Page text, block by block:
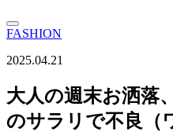
FASHION
2025.04.21
大人の週末お洒落
のサラリで不良（